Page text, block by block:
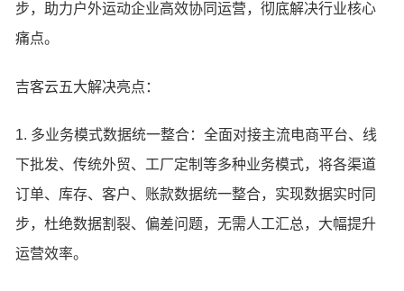
步，助力户外运动企业高效协同运营，彻底解决行业核心
痛点。
吉客云五大解决亮点：
1. 多业务模式数据统一整合：全面对接主流电商平台、线
下批发、传统外贸、工厂定制等多种业务模式，将各渠道
订单、库存、客户、账款数据统一整合，实现数据实时同
步，杜绝数据割裂、偏差问题，无需人工汇总，大幅提升
运营效率。